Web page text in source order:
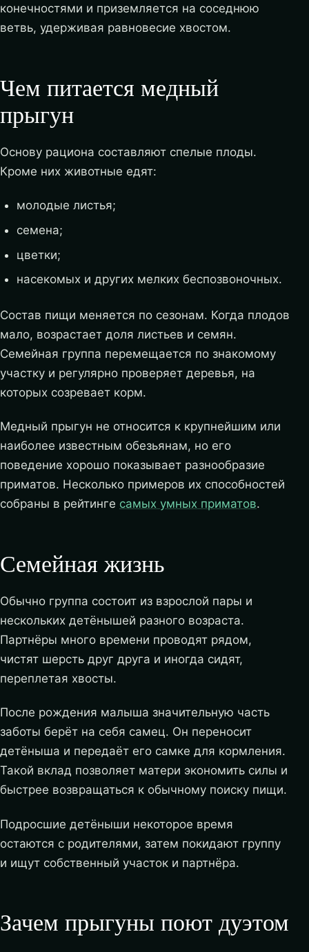
конечностями и приземляется на соседнюю
ветвь, удерживая равновесие хвостом.
Чем питается медный
прыгун
Основу рациона составляют спелые плоды.
Кроме них животные едят:
молодые листья;
семена;
цветки;
насекомых и других мелких беспозвоночных.
Состав пищи меняется по сезонам. Когда плодов
мало, возрастает доля листьев и семян.
Семейная группа перемещается по знакомому
участку и регулярно проверяет деревья, на
которых созревает корм.
Медный прыгун не относится к крупнейшим или
наиболее известным обезьянам, но его
поведение хорошо показывает разнообразие
приматов. Несколько примеров их способностей
собраны в рейтинге самых умных приматов.
Семейная жизнь
Обычно группа состоит из взрослой пары и
нескольких детёнышей разного возраста.
Партнёры много времени проводят рядом,
чистят шерсть друг друга и иногда сидят,
переплетая хвосты.
После рождения малыша значительную часть
заботы берёт на себя самец. Он переносит
детёныша и передаёт его самке для кормления.
Такой вклад позволяет матери экономить силы и
быстрее возвращаться к обычному поиску пищи.
Подросшие детёныши некоторое время
остаются с родителями, затем покидают группу
и ищут собственный участок и партнёра.
Зачем прыгуны поют дуэтом